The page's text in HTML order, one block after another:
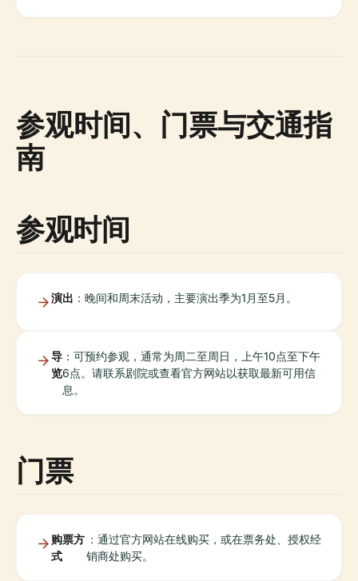
参观时间、门票与交通指
南
参观时间
演出 ：晚间和周末活动，主要演出季为1月至5月。
导
览
：可预约参观，通常为周二至周日，上午10点至下午
6点。请联系剧院或查看官方网站以获取最新可用信
息。
门票
购票方
式
：通过官方网站在线购买，或在票务处、授权经
销商处购买。